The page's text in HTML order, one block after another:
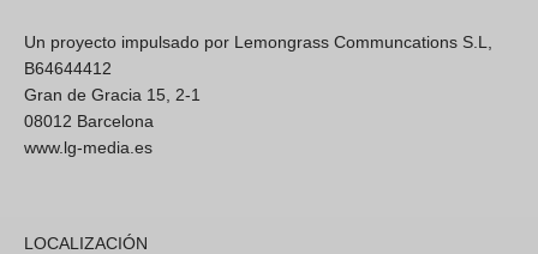
Un proyecto impulsado por Lemongrass Communcations S.L,
B64644412
Gran de Gracia 15, 2-1
08012 Barcelona
www.lg-media.es
LOCALIZACIÓN